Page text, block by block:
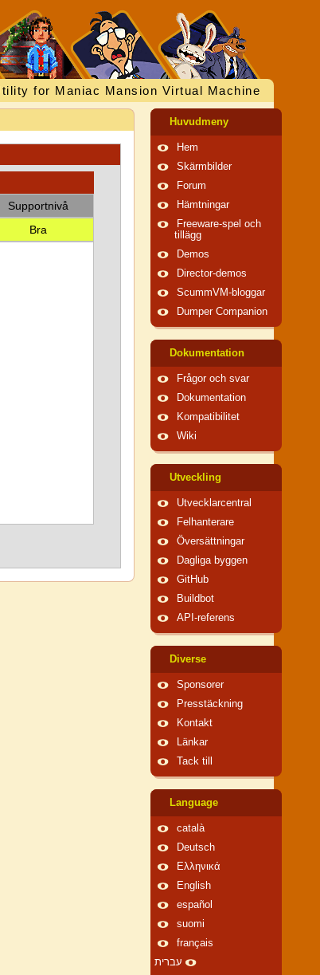
for Maniac Mansion Virtual Machine
Supportnivå
Bra
Huvudmeny
Hem
Skärmbilder
Forum
Hämtningar
Freeware-spel och
tillägg
Demos
Director-demos
ScummVM-bloggar
Dumper Companion
Dokumentation
Frågor och svar
Dokumentation
Kompatibilitet
Wiki
Utveckling
Utvecklarcentral
Felhanterare
Översättningar
Dagliga byggen
GitHub
Buildbot
API-referens
Diverse
Sponsorer
Presstäckning
Kontakt
Länkar
Tack till
Language
català
Deutsch
Ελληνικά
English
español
suomi
français
עברית